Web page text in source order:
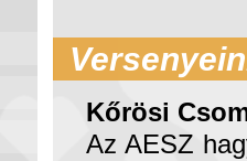
Kőrösi
Az AESZ